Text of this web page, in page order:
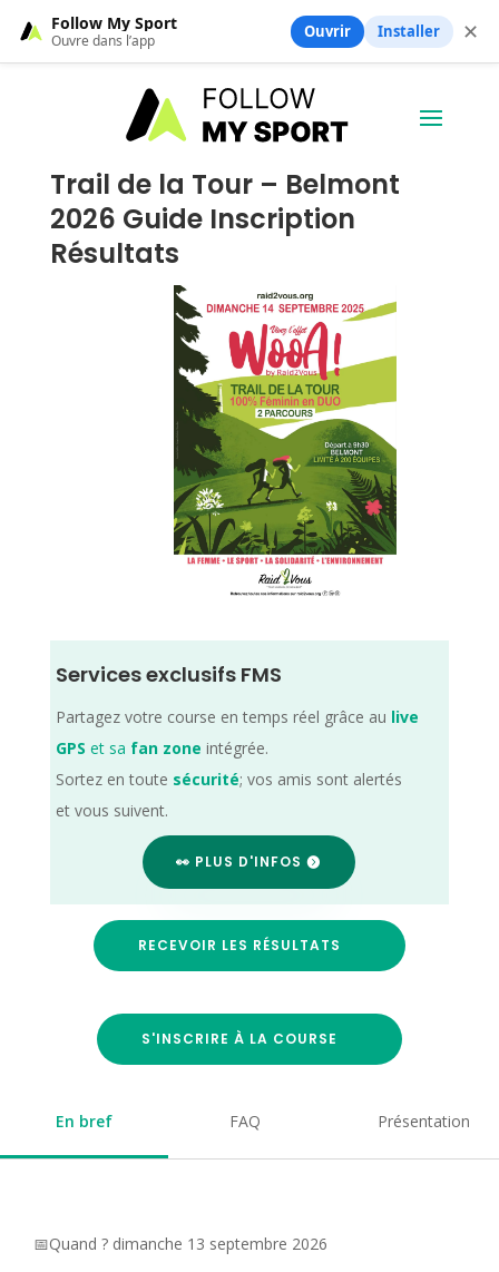
Trail de la Tour – Belmont
2026 Guide Inscription
Résultats
Services exclusifs FMS
Partagez votre course en temps réel grâce au live
GPS et sa fan zone intégrée.
Sortez en toute sécurité; vos amis sont alertés
et vous suivent.
👀 PLUS D'INFOS
RECEVOIR LES RÉSULTATS
S'INSCRIRE À LA COURSE
En bref FAQ Présentation
📅Quand ? dimanche 13 septembre 2026
Follow My Sport
Ouvre dans l’app Ouvrir Installer ✕